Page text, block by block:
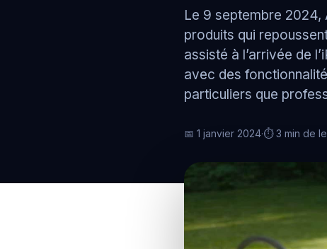
sensibilisation utilisateurs.
protection conforme et
la durée.
Équiper
PC, serveurs, NAS et
périphériques pro. Sélection,
configuration et déploiement
main pour votre infrastructure.
Maintenir
Supervision 24/7, hotline,
proactive avec engagement
service.
Le 9 septembre 2024,
produits qui
assisté à l’arrivée de
avec des
particuliers que
📅 1 janvier 2024·⏱ 3 min de